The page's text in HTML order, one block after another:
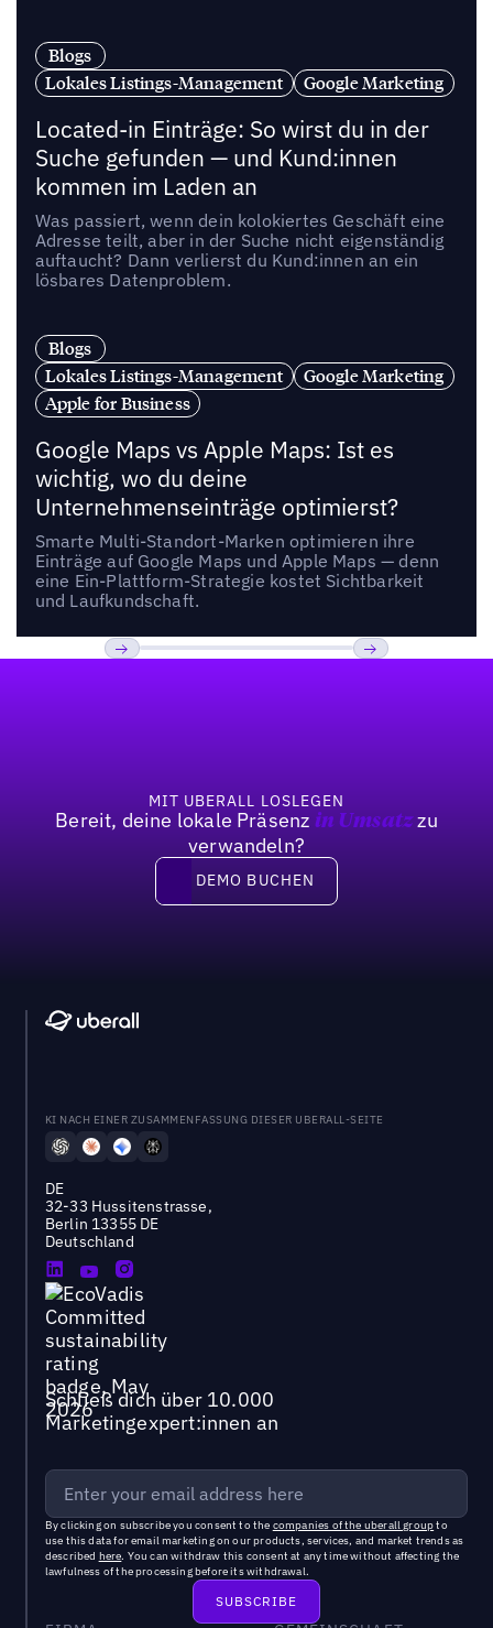
Blogs
Lokales Listings-Management
Google Marketing
Located-in Einträge: So wirst du in der
Suche gefunden — und Kund:innen
kommen im Laden an
Was passiert, wenn dein kolokiertes Geschäft eine
Adresse teilt, aber in der Suche nicht eigenständig
auftaucht? Dann verlierst du Kund:innen an ein
lösbares Datenproblem.
Blogs
Lokales Listings-Management
Google Marketing
Apple for Business
Google Maps vs Apple Maps: Ist es
wichtig, wo du deine
Unternehmenseinträge optimierst?
Smarte Multi-Standort-Marken optimieren ihre
Einträge auf Google Maps und Apple Maps — denn
eine Ein-Plattform-Strategie kostet Sichtbarkeit
und Laufkundschaft.
MIT UBERALL LOSLEGEN
Bereit, deine lokale Präsenz in Umsatzzu
verwandeln?
DEMO BUCHEN
DEMO BUCHEN
KI NACH EINER ZUSAMMENFASSUNG DIESER UBERALL-SEITE
DE
32-33 Hussitenstrasse,
Berlin 13355 DE
Deutschland
Schließ dich über 10.000
Marketingexpert:innen an
By clicking on subscribe you consent to the companies of the uberall groupto
use this data for email marketing on our products, services, and market trends as
described here. You can withdraw this consent at any time without affecting the
lawfulness of the processing before its withdrawal.